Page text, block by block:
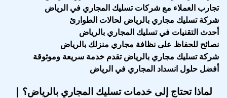
تجارب العملاء مع شركات تسليك المجاري في الرياض
شركة تسليك مجاري بالرياض لحالات الطوارئ
أحدث التقنيات في تسليك المجاري بالرياض
نصائح للحفاظ على نظافة مجاري منزلك بالرياض
شركة تسليك مجاري بالرياض تقدم خدمة سريعة وموثوقة
أفضل حلول انسداد المجاري في الرياض
لماذا تحتاج إلى خدمات تسليك المجاري بالرياض؟ |